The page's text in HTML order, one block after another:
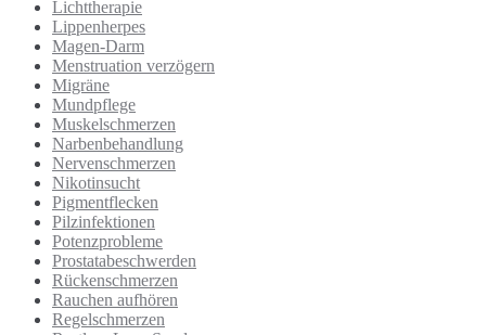
Lichttherapie
Lippenherpes
Magen-Darm
Menstruation verzögern
Migräne
Mundpflege
Muskelschmerzen
Narbenbehandlung
Nervenschmerzen
Nikotinsucht
Pigmentflecken
Pilzinfektionen
Potenzprobleme
Prostatabeschwerden
Rückenschmerzen
Rauchen aufhören
Regelschmerzen